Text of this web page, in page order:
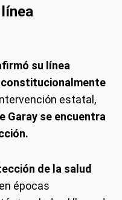
su línea
estatal,
Garay se encuentra
de la salud
en épocas